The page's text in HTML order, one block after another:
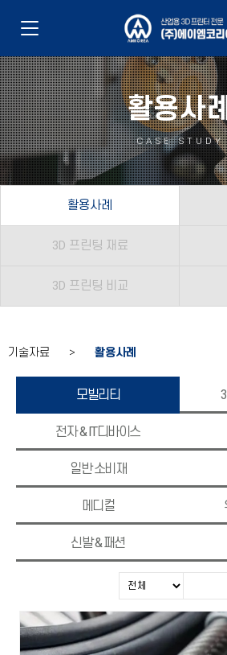
활용사
CASE STUDY
활용사례
3D 프린팅 재료
3D 프린팅 비교
기술자료 > 활용사례
모빌리티
전자 & IT디바이스
일반 소비재
메디컬
신발 & 패션